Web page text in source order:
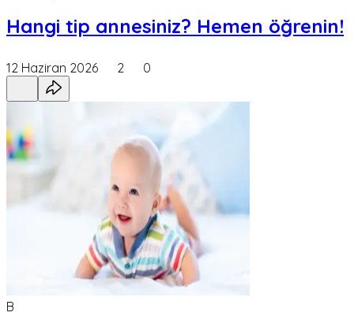
Hangi tip annesiniz? Hemen öğrenin!
12 Haziran 2026 2 0
B